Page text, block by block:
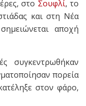
στο Σουφλί, το
και στη Νέα
σημειώνεται αποχή
συγκεντρωθήκαν
πορεία
στον φάρο,